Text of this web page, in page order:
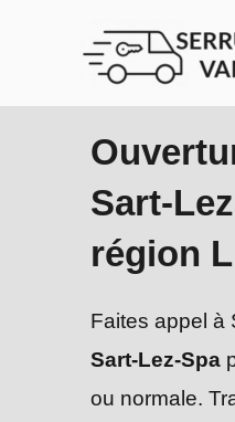
Sart-
région
Faites appel à
Sart-Lez-Spa
ou normale.